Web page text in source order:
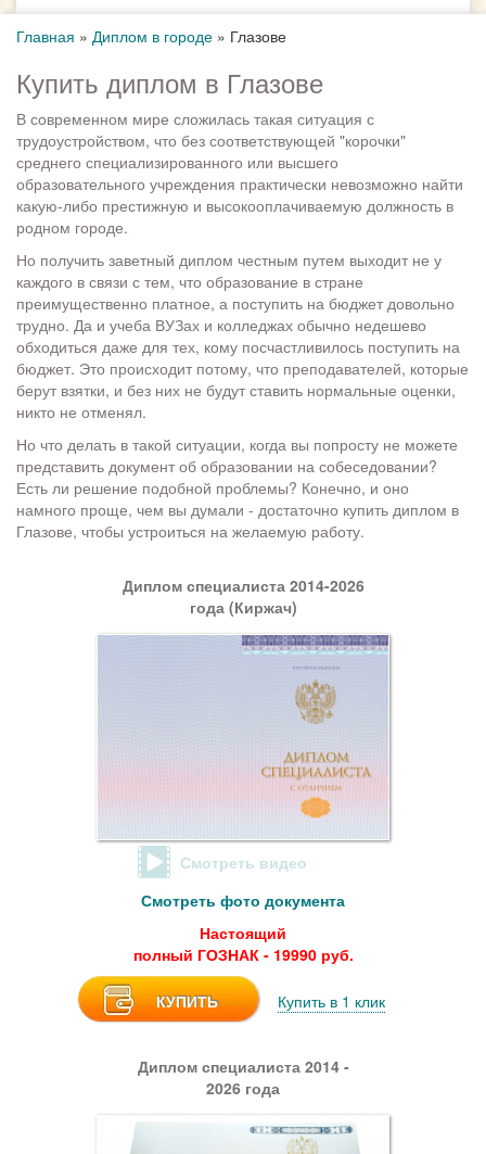
Главная » Диплом в городе » Глазове
Купить диплом в Глазове
В современном мире сложилась такая ситуация с
трудоустройством, что без соответствующей "корочки"
среднего специализированного или высшего
образовательного учреждения практически невозможно найти
какую-либо престижную и высокооплачиваемую должность в
родном городе.
Но получить заветный диплом честным путем выходит не у
каждого в связи с тем, что образование в стране
преимущественно платное, а поступить на бюджет довольно
трудно. Да и учеба ВУЗах и колледжах обычно недешево
обходиться даже для тех, кому посчастливилось поступить на
бюджет. Это происходит потому, что преподавателей, которые
берут взятки, и без них не будут ставить нормальные оценки,
никто не отменял.
Но что делать в такой ситуации, когда вы попросту не можете
представить документ об образовании на собеседовании?
Есть ли решение подобной проблемы? Конечно, и оно
намного проще, чем вы думали - достаточно купить диплом в
Глазове, чтобы устроиться на желаемую работу.
Диплом специалиста 2014-2026
года (Киржач)
Смотреть видео
Смотреть фото документа
Настоящий
полный ГОЗНАК - 19990 руб.
КУПИТЬ Купить в 1 клик
Диплом специалиста 2014 -
2026 года